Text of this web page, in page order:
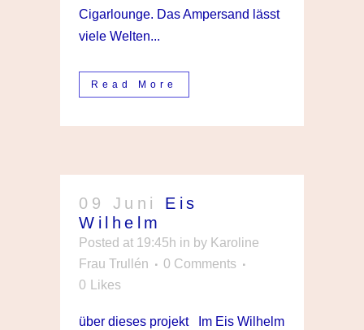
Cigarlounge. Das Ampersand lässt
viele Welten...
Read More
09 Juni
Eis
Wilhelm
Posted at 19:45h in by Karoline
Frau Trullén
0 Comments
0
Likes
über dieses projekt Im Eis Wilhelm